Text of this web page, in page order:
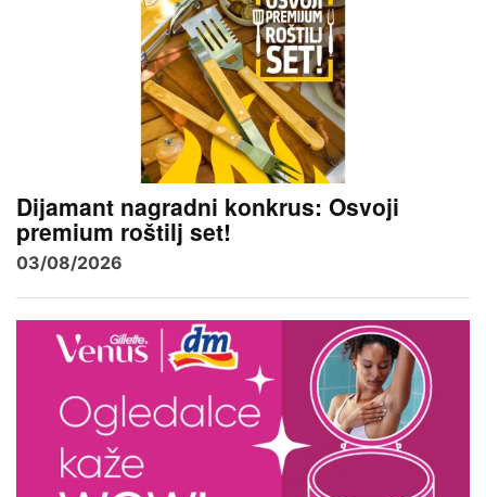
Dijamant nagradni konkrus: Osvoji
premium roštilj set!
03/08/2026